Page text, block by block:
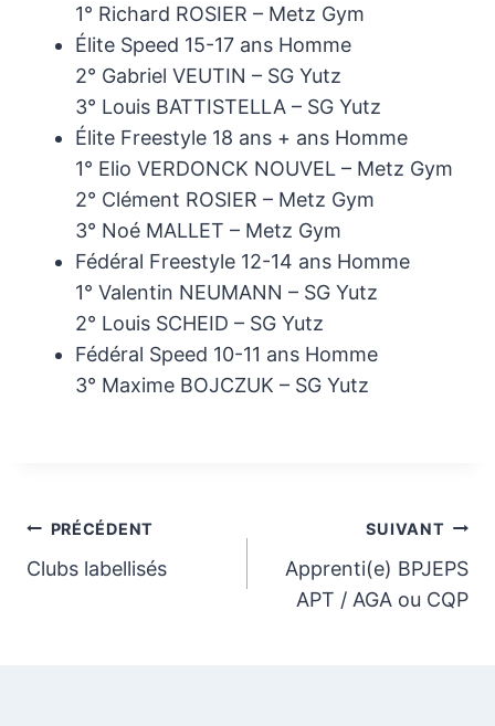
1° Richard ROSIER – Metz Gym
Élite Speed 15-17 ans Homme
2° Gabriel VEUTIN – SG Yutz
3° Louis BATTISTELLA – SG Yutz
Élite Freestyle 18 ans + ans Homme
1° Elio VERDONCK NOUVEL – Metz Gym
2° Clément ROSIER – Metz Gym
3° Noé MALLET – Metz Gym
Fédéral Freestyle 12-14 ans Homme
1° Valentin NEUMANN – SG Yutz
2° Louis SCHEID – SG Yutz
Fédéral Speed 10-11 ans Homme
3° Maxime BOJCZUK – SG Yutz
Navigation
de
PRÉCÉDENT
Clubs labellisés
SUIVANT
Apprenti(e) BPJEPS
APT / AGA ou CQP